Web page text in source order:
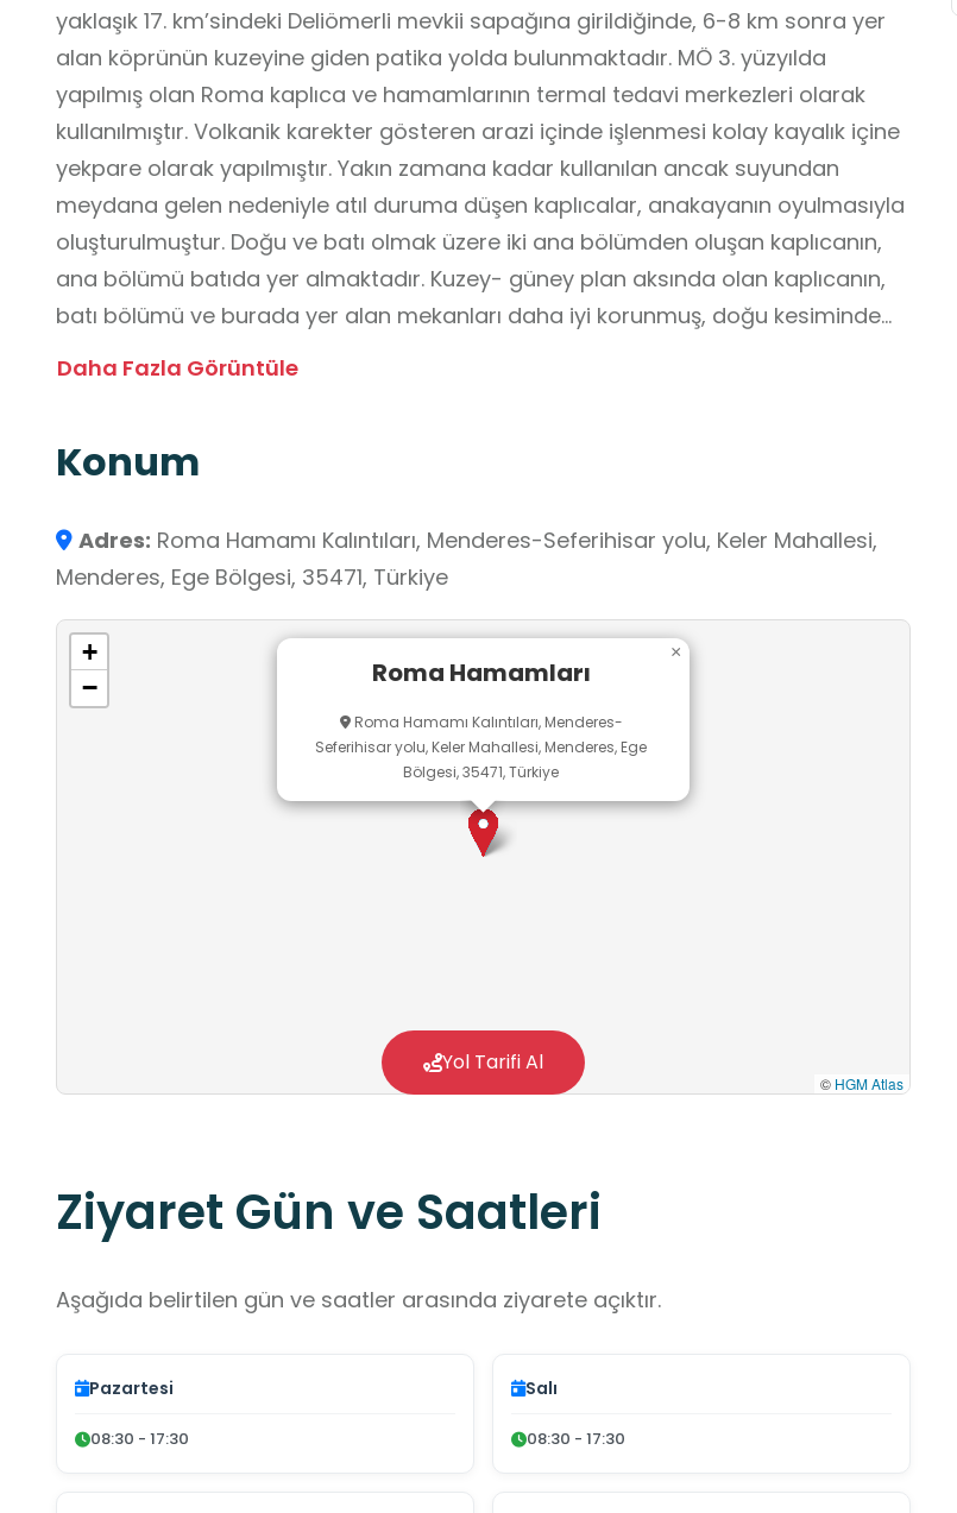
yaklaşık 17. km’sindeki Deliömerli mevkii sapağına girildiğinde, 6-8 km sonra yer
alan köprünün kuzeyine giden patika yolda bulunmaktadır. MÖ 3. yüzyılda
yapılmış olan Roma kaplıca ve hamamlarının termal tedavi merkezleri olarak
kullanılmıştır. Volkanik karekter gösteren arazi içinde işlenmesi kolay kayalık içine
yekpare olarak yapılmıştır. Yakın zamana kadar kullanılan ancak suyundan
meydana gelen nedeniyle atıl duruma düşen kaplıcalar, anakayanın oyulmasıyla
oluşturulmuştur. Doğu ve batı olmak üzere iki ana bölümden oluşan kaplıcanın,
ana bölümü batıda yer almaktadır. Kuzey- güney plan aksında olan kaplıcanın,
batı bölümü ve burada yer alan mekanları daha iyi korunmuş, doğu kesiminde
Daha Fazla Görüntüle
Konum
Adres: Roma Hamamı Kalıntıları, Menderes-Seferihisar yolu, Keler Mahallesi,
Menderes, Ege Bölgesi, 35471, Türkiye
Roma Hamamları
Roma Hamamı Kalıntıları, Menderes-
Seferihisar yolu, Keler Mahallesi, Menderes, Ege
Bölgesi, 35471, Türkiye
×
+
−
© HGM Atlas
Yol Tarifi Al
Ziyaret Gün ve Saatleri
Aşağıda belirtilen gün ve saatler arasında ziyarete açıktır.
Pazartesi
08:30 - 17:30
Salı
08:30 - 17:30